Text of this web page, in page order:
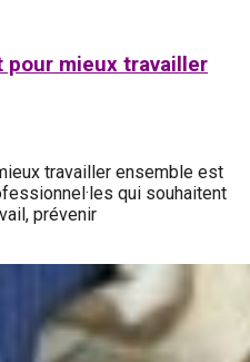
pour mieux travailler
travailler ensemble est
qui souhaitent
prévenir